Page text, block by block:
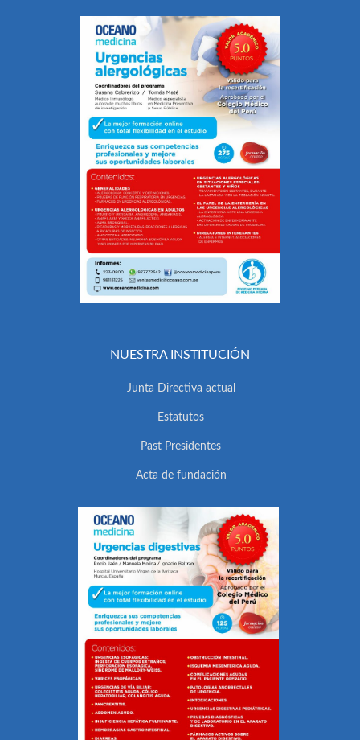
NUESTRA INSTITUCIÓN
Junta Directiva actual
Estatutos
Past Presidentes
Acta de fundación